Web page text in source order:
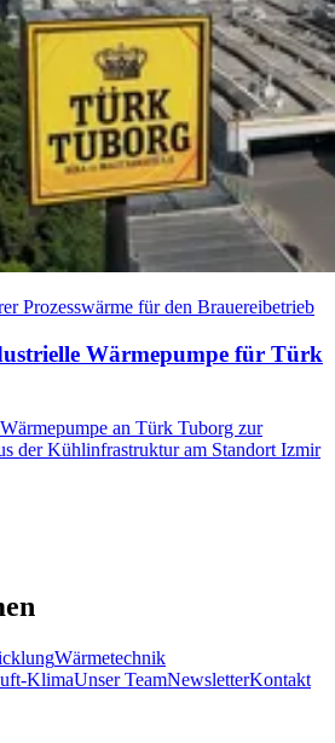
Prozesswärme für den Brauereibetrieb
Wärmepumpe für Türk
an Türk Tuborg zur
der Kühlinfrastruktur am Standort Izmir
Wärmetechnik
KlimaUnser TeamNewsletterKontakt